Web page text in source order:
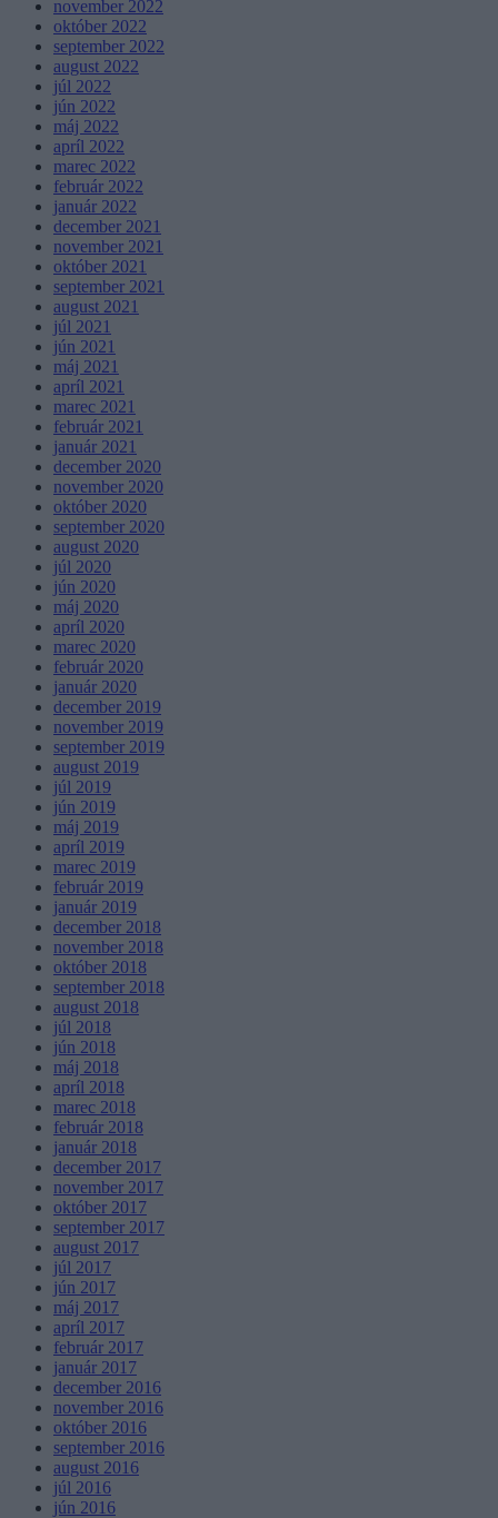
november 2022
október 2022
september 2022
august 2022
júl 2022
jún 2022
máj 2022
apríl 2022
marec 2022
február 2022
január 2022
december 2021
november 2021
október 2021
september 2021
august 2021
júl 2021
jún 2021
máj 2021
apríl 2021
marec 2021
február 2021
január 2021
december 2020
november 2020
október 2020
september 2020
august 2020
júl 2020
jún 2020
máj 2020
apríl 2020
marec 2020
február 2020
január 2020
december 2019
november 2019
september 2019
august 2019
júl 2019
jún 2019
máj 2019
apríl 2019
marec 2019
február 2019
január 2019
december 2018
november 2018
október 2018
september 2018
august 2018
júl 2018
jún 2018
máj 2018
apríl 2018
marec 2018
február 2018
január 2018
december 2017
november 2017
október 2017
september 2017
august 2017
júl 2017
jún 2017
máj 2017
apríl 2017
február 2017
január 2017
december 2016
november 2016
október 2016
september 2016
august 2016
júl 2016
jún 2016